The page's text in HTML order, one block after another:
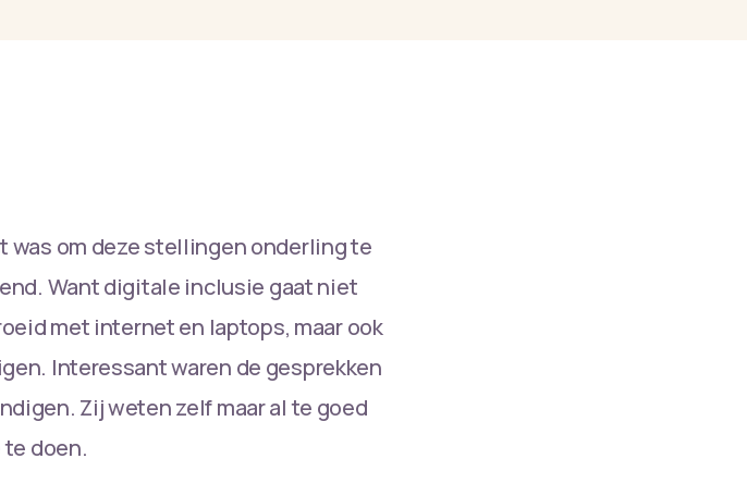
was om deze stellingen onderling te
Want digitale inclusie gaat niet
met internet en laptops, maar ook
Interessant waren de gesprekken
Zij weten zelf maar al te goed
doen.